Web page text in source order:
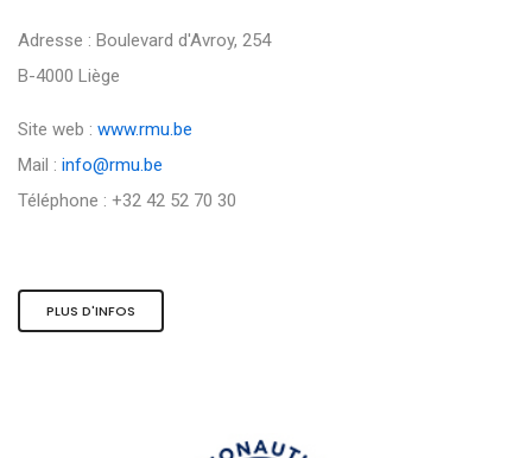
Adresse : Boulevard d'Avroy, 254
B-4000 Liège
Site web : www.rmu.be
Mail : info@rmu.be
Téléphone : +32 42 52 70 30
PLUS D'INFOS